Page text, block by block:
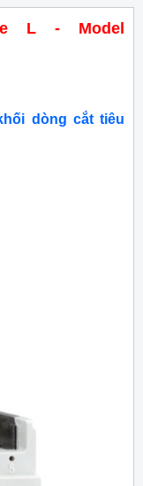
L - Model
dòng cắt tiêu